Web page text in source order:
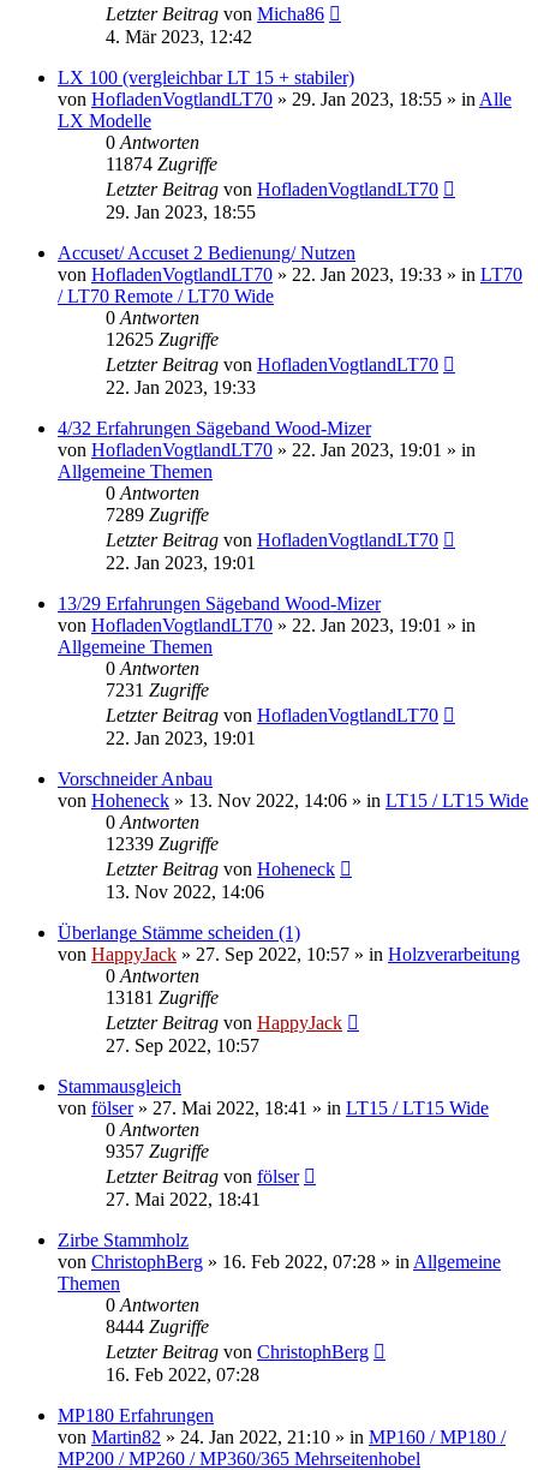
Letzter Beitrag von Micha86
4. Mär 2023, 12:42
LX 100 (vergleichbar LT 15 + stabiler)
von HofladenVogtlandLT70 » 29. Jan 2023, 18:55 » in Alle
LX Modelle
0 Antworten
11874 Zugriffe
Letzter Beitrag von HofladenVogtlandLT70
29. Jan 2023, 18:55
Accuset/ Accuset 2 Bedienung/ Nutzen
von HofladenVogtlandLT70 » 22. Jan 2023, 19:33 » in LT70
/ LT70 Remote / LT70 Wide
0 Antworten
12625 Zugriffe
Letzter Beitrag von HofladenVogtlandLT70
22. Jan 2023, 19:33
4/32 Erfahrungen Sägeband Wood-Mizer
von HofladenVogtlandLT70 » 22. Jan 2023, 19:01 » in
Allgemeine Themen
0 Antworten
7289 Zugriffe
Letzter Beitrag von HofladenVogtlandLT70
22. Jan 2023, 19:01
13/29 Erfahrungen Sägeband Wood-Mizer
von HofladenVogtlandLT70 » 22. Jan 2023, 19:01 » in
Allgemeine Themen
0 Antworten
7231 Zugriffe
Letzter Beitrag von HofladenVogtlandLT70
22. Jan 2023, 19:01
Vorschneider Anbau
von Hoheneck » 13. Nov 2022, 14:06 » in LT15 / LT15 Wide
0 Antworten
12339 Zugriffe
Letzter Beitrag von Hoheneck
13. Nov 2022, 14:06
Überlange Stämme scheiden (1)
von HappyJack » 27. Sep 2022, 10:57 » in Holzverarbeitung
0 Antworten
13181 Zugriffe
Letzter Beitrag von HappyJack
27. Sep 2022, 10:57
Stammausgleich
von fölser» 27. Mai 2022, 18:41 » in LT15 / LT15 Wide
0 Antworten
9357 Zugriffe
Letzter Beitrag von fölser
27. Mai 2022, 18:41
Zirbe Stammholz
von ChristophBerg » 16. Feb 2022, 07:28 » in Allgemeine
Themen
0 Antworten
8444 Zugriffe
Letzter Beitrag von ChristophBerg
16. Feb 2022, 07:28
MP180 Erfahrungen
von Martin82 » 24. Jan 2022, 21:10 » in MP160 / MP180 /
MP200 / MP260 / MP360/365 Mehrseitenhobel